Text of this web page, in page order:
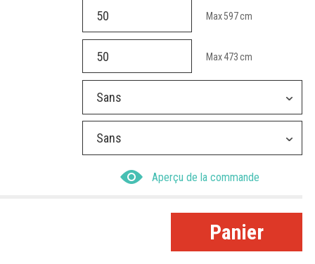
Max597cm
Max473 cm
Sans
Sans
Aperçu de la commande